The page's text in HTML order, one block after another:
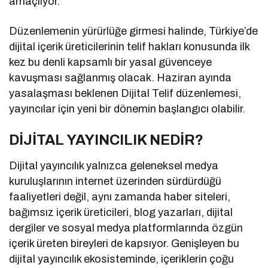
Düzenlemenin yürürlüğe girmesi halinde, Türkiye’de
dijital içerik üreticilerinin telif hakları konusunda ilk
kez bu denli kapsamlı bir yasal güvenceye
kavuşması sağlanmış olacak. Haziran ayında
yasalaşması beklenen Dijital Telif düzenlemesi,
yayıncılar için yeni bir dönemin başlangıcı olabilir.
DİJİTAL YAYINCILIK NEDİR?
Dijital yayıncılık yalnızca geleneksel medya
kuruluşlarının internet üzerinden sürdürdüğü
faaliyetleri değil, aynı zamanda haber siteleri,
bağımsız içerik üreticileri, blog yazarları, dijital
dergiler ve sosyal medya platformlarında özgün
içerik üreten bireyleri de kapsıyor. Genişleyen bu
dijital yayıncılık ekosisteminde, içeriklerin çoğu